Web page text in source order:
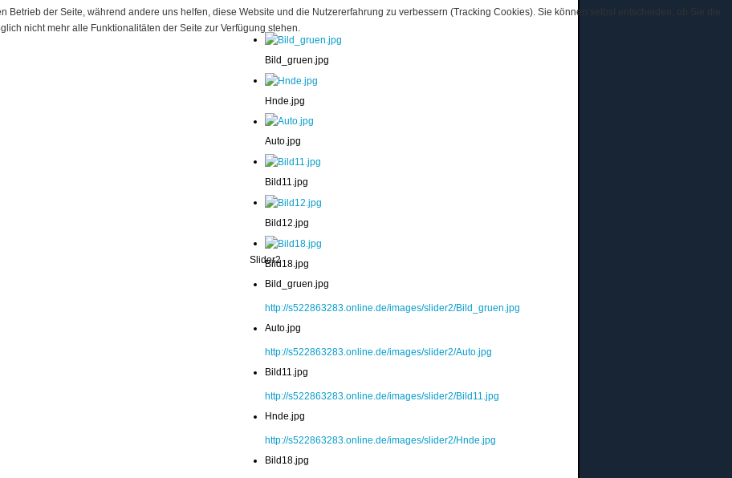
Bild_gruen.jpg
Hnde.jpg
Auto.jpg
Bild11.jpg
Bild12.jpg
Bild18.jpg
Slider2
Bild_gruen.jpg
http://s522863283.online.de/images/slider2/Bild_gruen.jpg
Auto.jpg
http://s522863283.online.de/images/slider2/Auto.jpg
Bild11.jpg
http://s522863283.online.de/images/slider2/Bild11.jpg
Hnde.jpg
http://s522863283.online.de/images/slider2/Hnde.jpg
Bild18.jpg
der Seite, während andere uns helfen, diese Website und die Nutzererfahrung zu verbessern (Tracking Cookies). Sie können selbst entscheiden, ob Sie die
nicht mehr alle Funktionalitäten der Seite zur Verfügung stehen.